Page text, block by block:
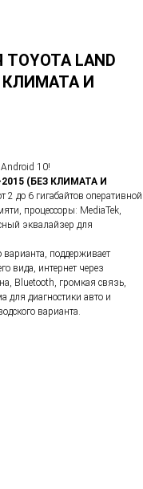
LAND
КЛИМАТА И
Android 10!
2015 (БЕЗ КЛИМАТА И
до 6 гигабайтов оперативной
процессоры: MediaTek,
эквалайзер для
поддерживает
вида, интернет через
Bluetooth, громкая связь,
для диагностики авто и
варианта.